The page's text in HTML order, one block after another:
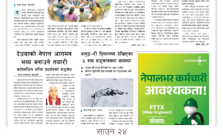
साउन २४